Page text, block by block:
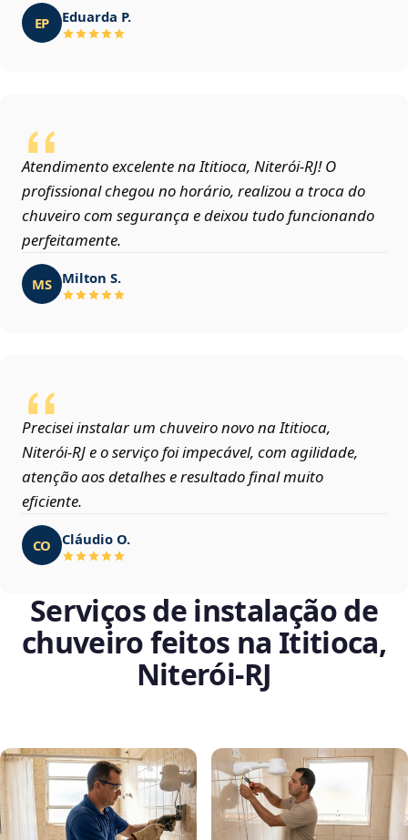
EP Eduarda P.
Atendimento excelente na Ititioca, Niterói‑RJ! O
profissional chegou no horário, realizou a troca do
chuveiro com segurança e deixou tudo funcionando
perfeitamente.
MS Milton S.
Precisei instalar um chuveiro novo na Ititioca,
Niterói‑RJ e o serviço foi impecável, com agilidade,
atenção aos detalhes e resultado final muito
eficiente.
CO Cláudio O.
Serviços de instalação de
chuveiro feitos na Ititioca,
Niterói‑RJ